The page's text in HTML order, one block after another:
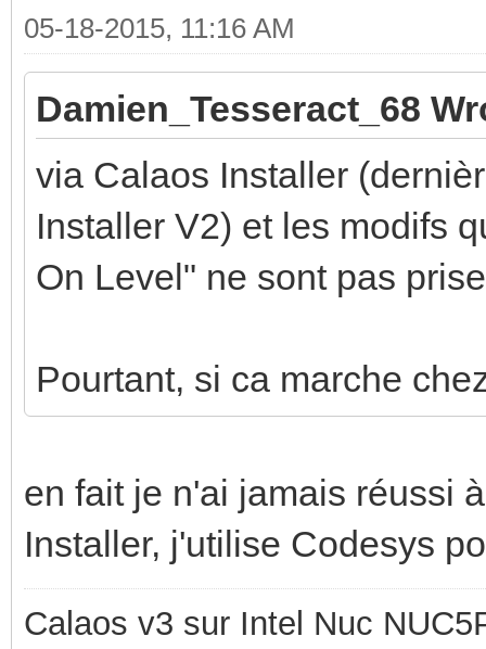
05-18-2015, 11:16 AM
Damien_Tesseract_68
via Calaos Installer
Installer V2) et les modifs
On Level" ne sont pas
Pourtant, si ca marche
en fait je n'ai jamais réussi
Installer, j'utilise Codesys
Calaos v3 sur Intel Nuc